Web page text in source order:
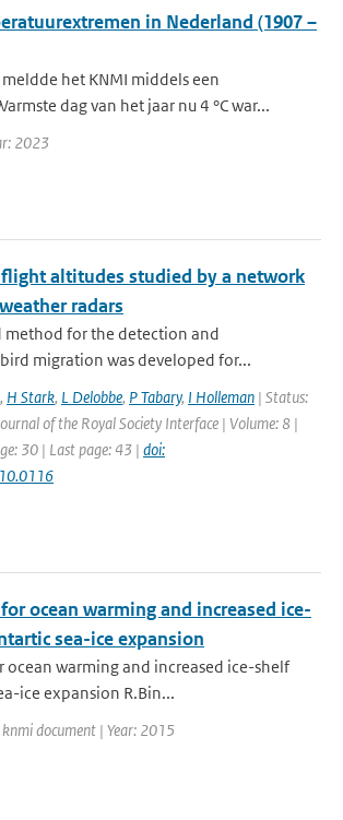
in Nederland (1907 –
het KNMI middels een
dag van het jaar nu 4 °C war...
2023
altitudes studied by a network
radars
method for the detection and
migration was developed for...
, H Stark, L Delobbe, P Tabary, I Holleman | Status:
of the Royal Society Interface | Volume: 8 |
30 | Last page: 43 | doi:
ocean warming and increased ice-
sea-ice expansion
warming and increased ice-shelf
ice expansion R.Bin...
document | Year: 2015